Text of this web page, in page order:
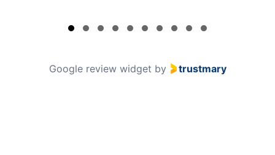
Google review widget by trustmary